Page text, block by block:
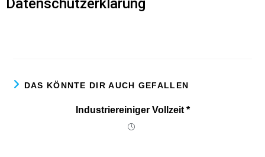
Datenschutzerklärung
DAS KÖNNTE DIR AUCH GEFALLEN
Industriereiniger Vollzeit *